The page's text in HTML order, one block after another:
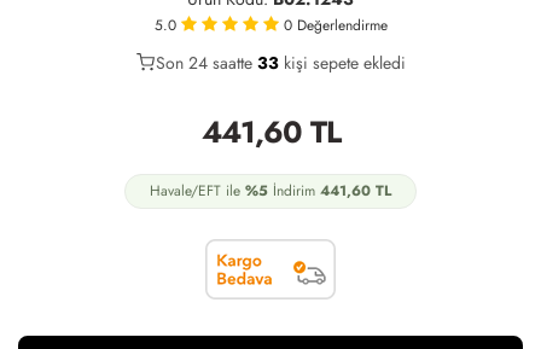
5.0 0 Değerlendirme
26
Son 24 saatte 33kişi sepete ekledi
12
441,60TL
Havale/EFT ile %5 İndirim 441,60 TL